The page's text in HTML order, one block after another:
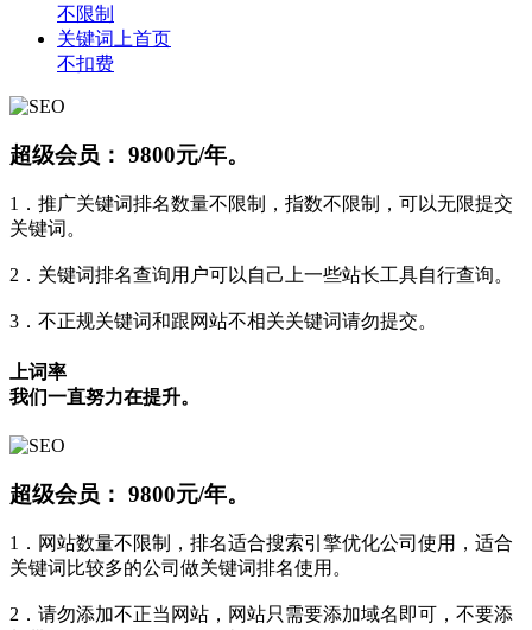
不限制
关键词上首页
不扣费
超级会员： 9800元/年。
1．推广关键词排名数量不限制，指数不限制，可以无限提交
关键词。
2．关键词排名查询用户可以自己上一些站长工具自行查询。
3．不正规关键词和跟网站不相关关键词请勿提交。
上词率
我们一直努力在提升。
超级会员： 9800元/年。
1．网站数量不限制，排名适合搜索引擎优化公司使用，适合
关键词比较多的公司做关键词排名使用。
2．请勿添加不正当网站，网站只需要添加域名即可，不要添